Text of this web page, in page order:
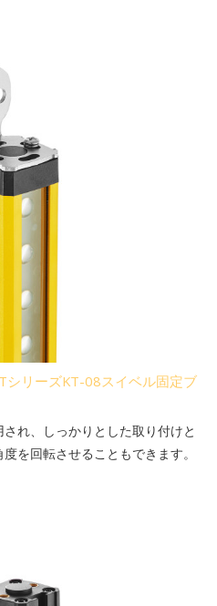
シリーズKT-08スイベル固定ブ
れ、しっかりとした取り付けと
を回転させることもできます。